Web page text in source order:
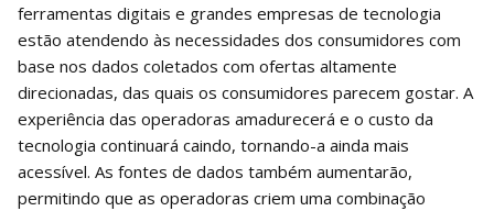
ferramentas digitais e grandes empresas de tecnologia
estão atendendo às necessidades dos consumidores com
base nos dados coletados com ofertas altamente
direcionadas, das quais os consumidores parecem gostar. A
experiência das operadoras amadurecerá e o custo da
tecnologia continuará caindo, tornando-a ainda mais
acessível. As fontes de dados também aumentarão,
permitindo que as operadoras criem uma combinação